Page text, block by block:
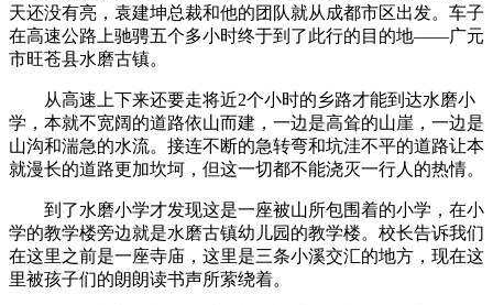
天还没有亮，袁建坤总裁和他的团队就从成都市区出发。车子
在高速公路上驰骋五个多小时终于到了此行的目的地——广元
市旺苍县水磨古镇。
从高速上下来还要走将近2个小时的乡路才能到达水磨小
学，本就不宽阔的道路依山而建，一边是高耸的山崖，一边是
山沟和湍急的水流。接连不断的急转弯和坑洼不平的道路让本
就漫长的道路更加坎坷，但这一切都不能浇灭一行人的热情。
到了水磨小学才发现这是一座被山所包围着的小学，在小
学的教学楼旁边就是水磨古镇幼儿园的教学楼。校长告诉我们
在这里之前是一座寺庙，这里是三条小溪交汇的地方，现在这
里被孩子们的朗朗读书声所萦绕着。